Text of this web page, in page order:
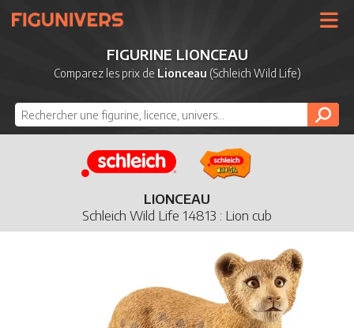
UNIVERS
LICENCES
NOUVEAUTÉS
DERNIERS AJOUTS
FIGURINE LIONCEAU
Comparez les prix de Lionceau (Schleich Wild Life)
LIONCEAU
Schleich Wild Life 14813 : Lion cub